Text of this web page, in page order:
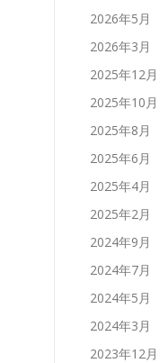
2026年5月
2026年3月
2025年12月
2025年10月
2025年8月
2025年6月
2025年4月
2025年2月
2024年9月
2024年7月
2024年5月
2024年3月
2023年12月